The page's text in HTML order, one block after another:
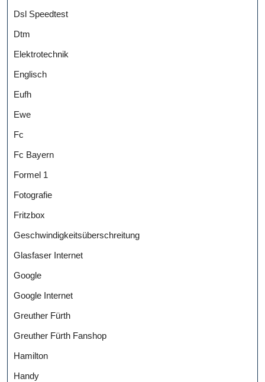
Dsl Speedtest
Dtm
Elektrotechnik
Englisch
Eufh
Ewe
Fc
Fc Bayern
Formel 1
Fotografie
Fritzbox
Geschwindigkeitsüberschreitung
Glasfaser Internet
Google
Google Internet
Greuther Fürth
Greuther Fürth Fanshop
Hamilton
Handy